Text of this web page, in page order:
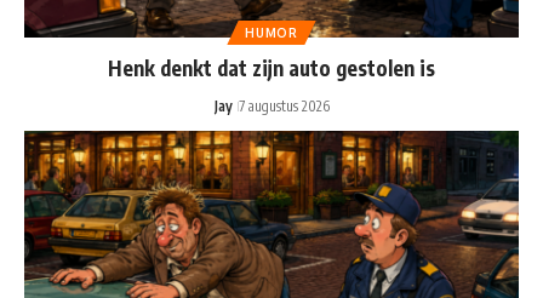
HUMOR
Henk denkt dat zijn auto gestolen is
Jay 7 augustus 2026